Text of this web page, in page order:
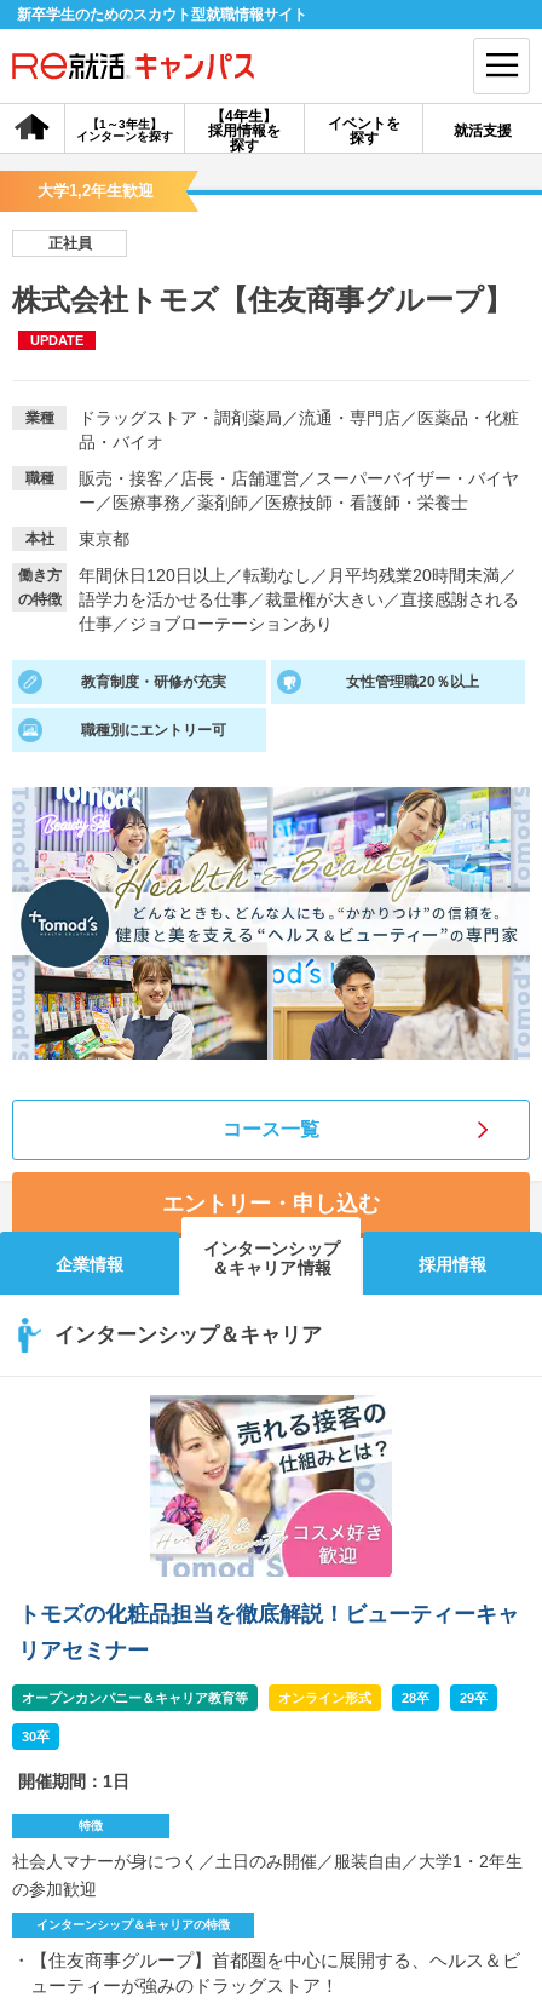
新卒学生のためのスカウト型就職情報サイト
【4年生】
採用情報を
探す
【1～3年生】
インターンを探す
イベントを
探す
就活支援
会員登録 ログイン
探す
【4年生】
イベントを探す
就活支援
就活ノウハウが満載！
就活コラム
お役立ち記事・相談室など
適職診断
あなたに合う仕事を診断！
就活チャンネル
就活時事ニュースを更新 不明点があればこちら
大学1,2年生歓迎
正社員
株式会社トモズ【住友商事グループ】
UPDATE
業種 ドラッグストア・調剤薬局 ／流通・専門店／ 医薬品・化粧
品・バイオ
職種 販売・接客 ／ 店長・店舗運営／ スーパーバイザー・バイヤ
ー ／ 医療事務 ／薬剤師 ／ 医療技師・看護師・栄養士
本社 東京都
働き方
の特徴
年間休日120日以上 ／転勤なし ／ 月平均残業20時間未満／
語学力を活かせる仕事／裁量権が大きい／直接感謝される
仕事／ジョブローテーションあり
教育制度・研修が充実 女性管理職20％以上
職種別にエントリー可
コース一覧
エントリー・申し込む
企業情報
インターンシップ
＆キャリア情報
採用情報
インターンシップ＆キャリア
トモズの化粧品担当を徹底解説！ビューティーキャ
リアセミナー
オープンカンパニー＆キャリア教育等 オンライン形式 28卒 29卒
30卒
開催期間：1日
特徴
社会人マナーが身につく／土日のみ開催／服装自由／大学1・2年生
の参加歓迎
インターンシップ＆キャリアの特徴
・【住友商事グループ】首都圏を中心に展開する、ヘルス＆ビ
ューティーが強みのドラッグストア！